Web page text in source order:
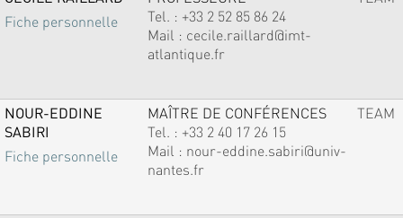
Fiche personnelle
Tel. : +33 2 52 85 86 24
Mail : cecile.raillard@imt-
atlantique.fr
NOUR-EDDINE
SABIRI
Fiche personnelle
MAÎTRE DE CONFÉRENCES
Tel. : +33 2 40 17 26 15
Mail : nour-eddine.sabiri@univ-
nantes.fr
TEAM